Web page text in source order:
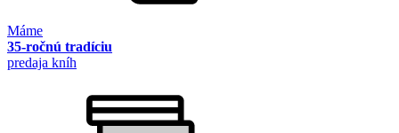
Máme
35-ročnú tradíciu
predaja kníh